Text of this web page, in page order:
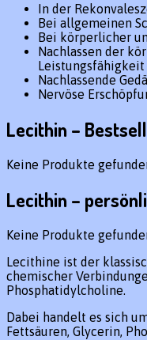
In der
Bei allgemeinen
Bei körperlicher
Nachlassen der
Leistungsfähigkeit
Nachlassende
Nervöse
Lecithin –
Keine Produkte
Lecithin –
Keine Produkte
Lecithine ist der
chemischer
Phosphatidylcholine.
Dabei handelt es sich
Fettsäuren, Glycerin,